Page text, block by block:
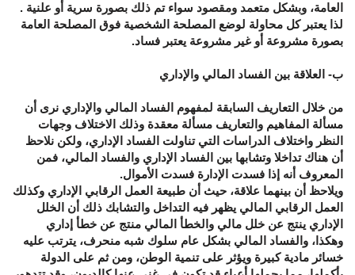
العامة، وبشكل متعمد ومقصود سواء تم ذلك بصورة سرية أو علنية .
لذا يعتبر كل محاولة لوضع المصلحة الشخصية فوق المصلحة العامة
بصورة مشروعة أو غير مشروعة يعتبر فساد.
ب- العلاقة بين الفساد المالي والإداري
من خلال التعاريف السابقة لمفهوم الفساد المالي والإداري نرى أن
مسألة المفاهيم والتعاريف مسألة معقدة وذلك الاختلاف وجهات
النظر واختلاف الدراسات التي تناولت الفساد الإداري، ولكن نلاحظ
أن هناك تداخلا وتشابها بين الفساد الإداري والفساد المالي، فمن
المعروف أنه إذا فسدت الإدارة فسدت الأموال.
ويلاحظ أن بينهما علاقة، حيث أن طبيعة العمل الرقابي الإداري وكذلك
العمل الرقابي المالي يظهر فيه التداخل والتشابك ذلك أن الخلل
الإداري ينتج عن خلل مالي والخطأ المالي منتج عن خطأ إداري
وهكذا، والفساد المالي بشكل عام سلوك شبه منحرف، يترتب عليه
خسائر مادية كبيرة ويؤثر على تنمية الوطن، ومن ثم على الدولة